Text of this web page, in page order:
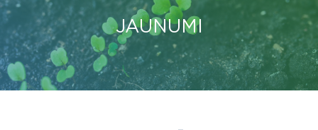
JAUNUMI